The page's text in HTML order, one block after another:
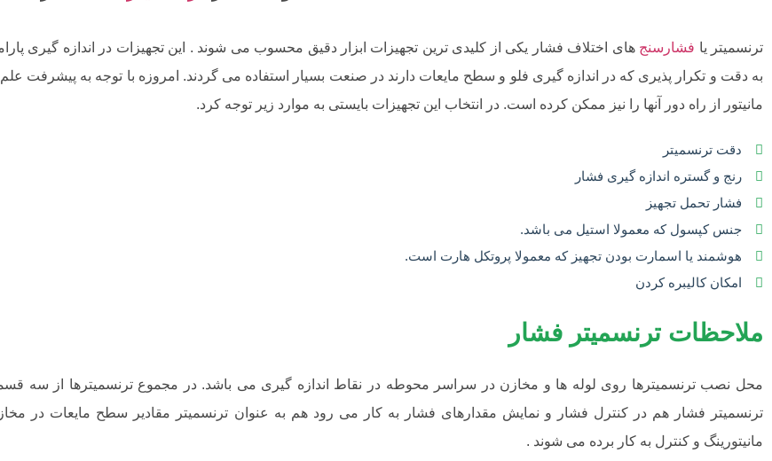
ترنسمیتر یا فشارسنجهای اختلاف فشار یکی از کلیدی ترین تجهیزات ابزار دقیق محسوب می شوند . این تجهیزات در اندازه گیری
به دقت و تکرار پذیری که در اندازه گیری فلو و سطح مایعات دارند در صنعت بسیار استفاده می گردند. امروزه با توجه به پیشرفت
مانیتور از راه دور آنها را نیز ممکن کرده است. در انتخاب این تجهیزات بایستی به موارد زیر توجه کرد.
دقت ترنسمیتر
رنج و گستره اندازه گیری فشار
فشار تحمل تجهیز
جنس کپسول که معمولا استیل می باشد.
هوشمند یا اسمارت بودن تجهیز که معمولا پروتکل هارت است.
امکان کالیبره کردن
ملاحظات ترنسمیتر فشار
محل نصب ترنسمیترها روی لوله ها و مخازن در سراسر محوطه در نقاط اندازه گیری می باشد. در مجموع ترنسمیترها از سه
ترنسمیتر فشار هم در کنترل فشار و نمایش مقدارهای فشار به کار می رود هم به عنوان ترنسمیتر مقادیر سطح مایعات در
مانیتورینگ و کنترل به کار برده می شوند .